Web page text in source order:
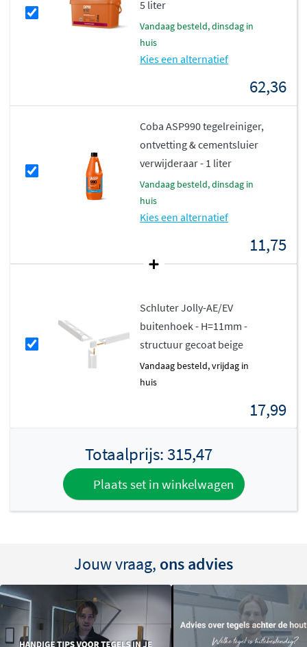
5 liter
vandaag besteld, dinsdag in
huis
Kies een alternatief
62,36
Coba ASP990 tegelreiniger,
ontvetting & cementsluier
verwijderaar - 1 liter
vandaag besteld, dinsdag in
huis
Kies een alternatief
11,75
Schluter Jolly-AE/EV
buitenhoek - H=11mm -
structuur gecoat beige
vandaag besteld, vrijdag in
huis
17,99
Totaalprijs:315,47
Plaats set in winkelwagen
Jouw vraag, ons advies